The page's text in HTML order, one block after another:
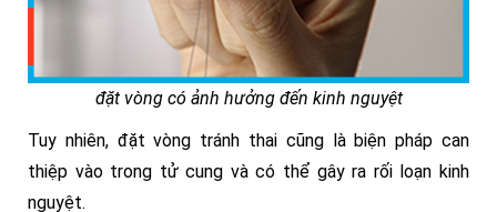
đặt vòng có ảnh hưởng đến kinh nguyệt
Tuy nhiên, đặt vòng tránh thai cũng là biện pháp can
thiệp vào trong tử cung và có thể gây ra rối loạn kinh
nguyệt.